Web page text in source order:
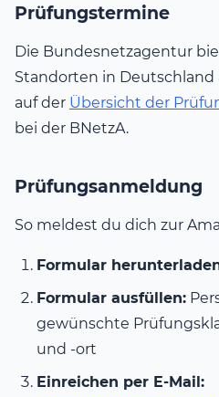
Prüfungstermine
Die Bundesnetzagentur
Standorten in Deutschland
auf der Übersicht der
bei der BNetzA.
Prüfungsanmeldung
So meldest du dich zur
Formular
Formular ausfüllen:
gewünschte
und -ort
Einreichen per E-Mail: